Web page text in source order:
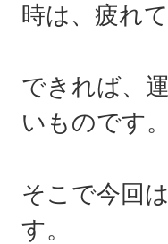
時は、疲れ
できれば、
いものです。
そこで今回
す。